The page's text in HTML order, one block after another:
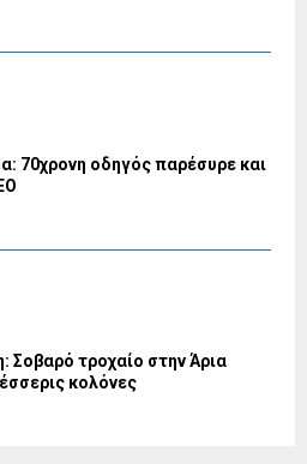
70χρονη οδηγός παρέσυρε και
Σοβαρό τροχαίο στην Άρια
κολόνες